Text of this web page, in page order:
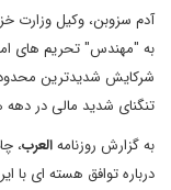
آدم سزوبن، وکیل وزارت
به "مهندس" تحریم های
شرکایش شدیدترین
تنگنای شدید مالی در دهه
به گزارش روزنامهالعرب،
درباره توافق هسته ای با